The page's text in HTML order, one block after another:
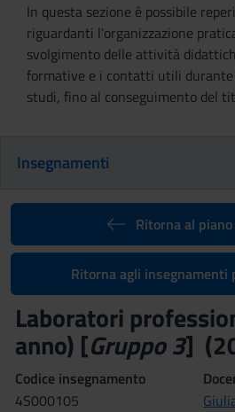
In questa sezione è possibile
riguardanti l'organizzazione
svolgimento delle attività
formative e i contatti utili
studi, fino al conseguimento del
Insegnamenti
Ritorna al
Ritorna agli insegnamenti
Laboratori
anno) [Gruppo 3]
Codice insegnamento
4S000105